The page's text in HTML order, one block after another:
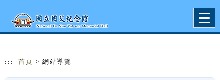
::: 首頁 > 網站導覽